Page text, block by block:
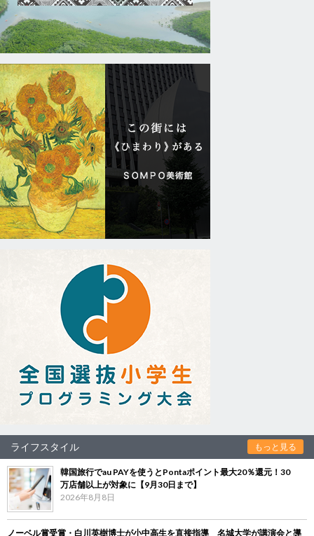
ライフスタイル もっと見る
韓国旅行でau PAYを使うとPontaポイント最大20％還元！30
万店舗以上が対象に【9月30日まで】
2026年8月8日
ノーベル賞受賞・白川英樹博士が小中高生を直接指導 名城大学が講演会と導